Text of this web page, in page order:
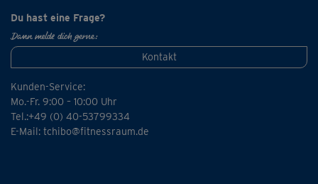
Du hast eine Frage?
Dann melde dich gerne:
Kontakt
Kunden-Service:
Mo.-Fr. 9:00 – 10:00 Uhr
Tel.:+49 (0) 40-53799334
E-Mail: tchibo@fitnessraum.de